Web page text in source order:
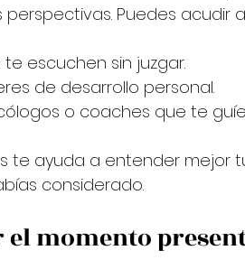
Puedes acudir
escuchen sin juzgar.
de desarrollo personal.
o coaches que te
te ayuda a entender mejor
considerado.
momento